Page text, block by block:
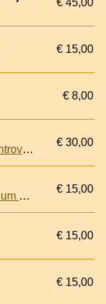
€ 45,00
€ 15,00
€ 8,00
Snake Bit: Carroll Shelby's Controversial Series 1 Sports Car
€ 30,00
The National Automobile Museum Mulhouse: Schlumpf Collection
€ 15,00
€ 15,00
€ 15,00